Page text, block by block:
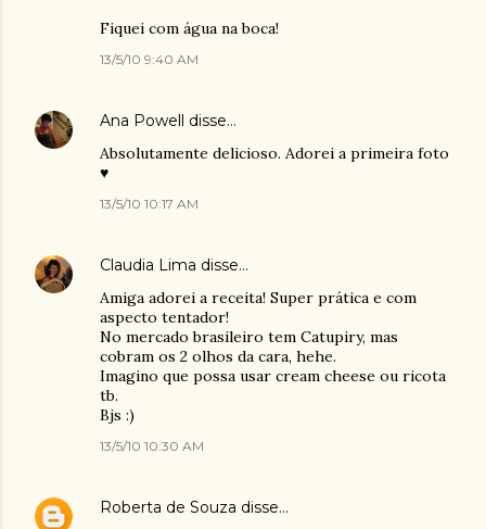
Fiquei com água na boca!
13/5/10 9:40 AM
Ana Powell disse…
Absolutamente delicioso. Adorei a primeira foto
♥
13/5/10 10:17 AM
Claudia Lima disse…
Amiga adorei a receita! Super prática e com
aspecto tentador!
No mercado brasileiro tem Catupiry, mas
cobram os 2 olhos da cara, hehe.
Imagino que possa usar cream cheese ou ricota
tb.
Bjs :)
13/5/10 10:30 AM
Roberta de Souza disse…